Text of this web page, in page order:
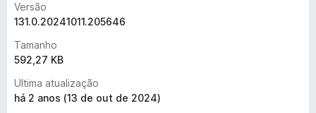
a
l
a
ç
õ
e
Versão
131.0.20241011.205646
Tamanho
592,27 KB
Ultima atualização
há 2 anos (13 de out de 2024)